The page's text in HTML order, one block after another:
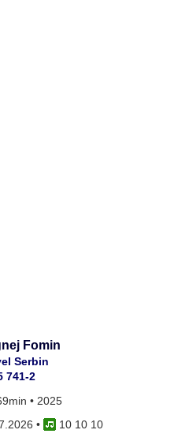
Fomin
Serbin
741-2
• 2025
•
10 10 10